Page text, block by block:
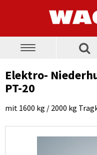
Toggle
Elektro-
PT-20
mit 1600 kg / 2000 kg